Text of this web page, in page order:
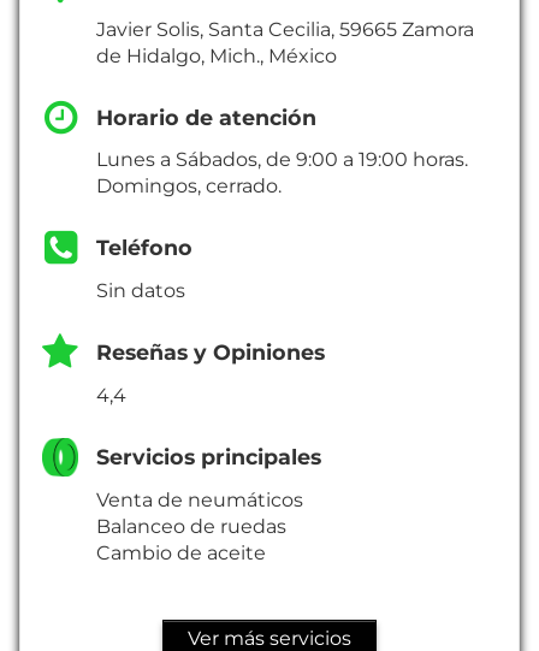
Javier Solis, Santa Cecilia, 59665 Zamora
de Hidalgo, Mich., México
Horario de atención
Lunes a Sábados, de 9:00 a 19:00 horas.
Domingos, cerrado.
Teléfono
Sin datos
Reseñas y Opiniones
4,4
Servicios principales
Venta de neumáticos
Balanceo de ruedas
Cambio de aceite
Ver más servicios